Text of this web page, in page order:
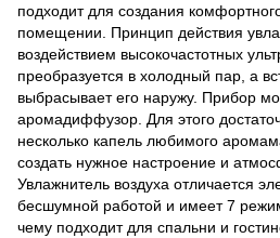
подходит для создания
помещении. Принцип действия
воздействием высокочастотных
преобразуется в холодный пар, а
выбрасывает его наружу. Прибор
аромадиффузор. Для этого
несколько капель любимого
создать нужное настроение и
Увлажнитель воздуха отличается
бесшумной работой и имеет 7
чему подходит для спальни и